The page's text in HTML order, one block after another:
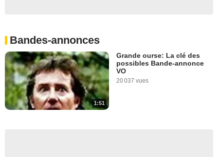
Bandes-annonces
1:51
Grande ourse: La clé des
possibles Bande-annonce
VO
20 037 vues